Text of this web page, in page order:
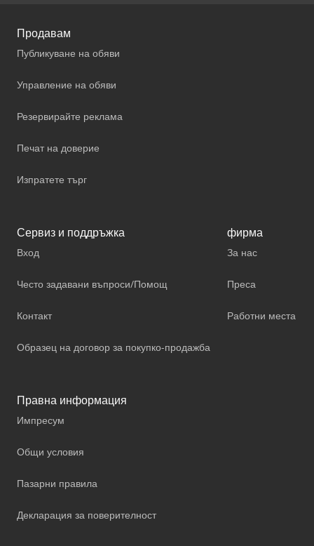
Продавам
Публикуване на обяви
Управление на обяви
Резервирайте реклама
Печат на доверие
Изпратете търг
Сервиз и поддръжка
Вход
Често задавани въпроси/Помощ
Контакт
Образец на договор за покупко-продажба
фирма
За нас
Преса
Работни места
Правна информация
Импресум
Общи условия
Пазарни правила
Декларация за поверителност